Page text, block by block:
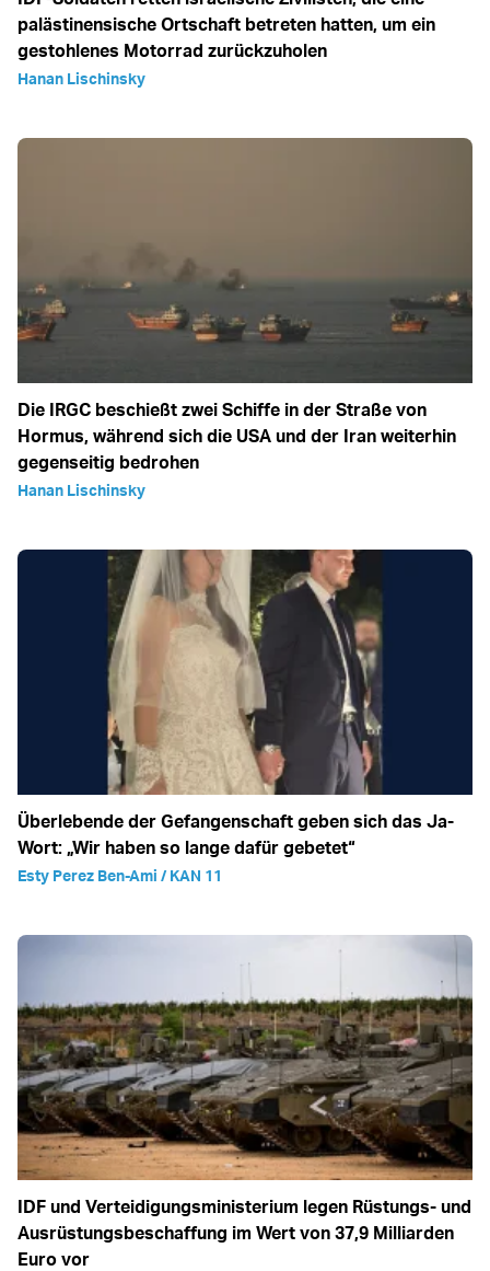
palästinensische Ortschaft betreten hatten, um ein
gestohlenes Motorrad zurückzuholen
Hanan Lischinsky
Die IRGC beschießt zwei Schiffe in der Straße von
Hormus, während sich die USA und der Iran weiterhin
gegenseitig bedrohen
Hanan Lischinsky
Überlebende der Gefangenschaft geben sich das Ja-
Wort: „Wir haben so lange dafür gebetet“
Esty Perez Ben-Ami / KAN 11
IDF und Verteidigungsministerium legen Rüstungs- und
Ausrüstungsbeschaffung im Wert von 37,9 Milliarden
Euro vor